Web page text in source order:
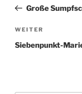
Beitrag
Große
Nächster
Beitrag
WEITER
Siebenpunkt-